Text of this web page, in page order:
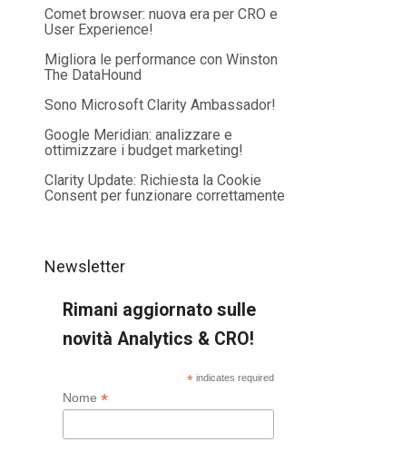
Comet browser: nuova era per CRO e
User Experience!
Migliora le performance con Winston
The DataHound
Sono Microsoft Clarity Ambassador!
Google Meridian: analizzare e
ottimizzare i budget marketing!
Clarity Update: Richiesta la Cookie
Consent per funzionare correttamente
Newsletter
Rimani aggiornato sulle
novità Analytics & CRO!
* indicates required
Nome *